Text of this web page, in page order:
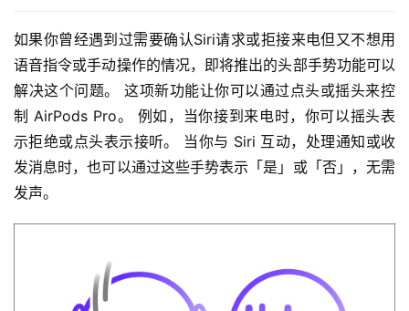
如果你曾经遇到过需要确认Siri请求或拒接来电但又不想用
语音指令或手动操作的情况，即将推出的头部手势功能可以
解决这个问题。 这项新功能让你可以通过点头或摇头来控
制 AirPods Pro。 例如，当你接到来电时，你可以摇头表
示拒绝或点头表示接听。 当你与 Siri 互动，处理通知或收
发消息时，也可以通过这些手势表示「是」或「否」，无需
发声。